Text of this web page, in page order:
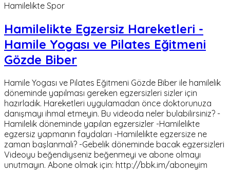
Hamilelikte Spor
Hamilelikte Egzersiz Hareketleri -
Hamile Yogası ve Pilates Eğitmeni
Gözde Biber
Hamile Yogası ve Pilates Eğitmeni Gözde Biber ile hamilelik
döneminde yapılması gereken egzersizleri sizler için
hazırladık. Hareketleri uygulamadan önce doktorunuza
danışmayı ihmal etmeyin. Bu videoda neler bulabilirsiniz? -
Hamilelik döneminde yapılan egzersizler -Hamilelikte
egzersiz yapmanın faydaları -Hamilelikte egzersize ne
zaman başlanmalı? -Gebelik döneminde bacak egzersizleri
Videoyu beğendiyseniz beğenmeyi ve abone olmayı
unutmayın. Abone olmak için: http://bbk.im/aboneyim